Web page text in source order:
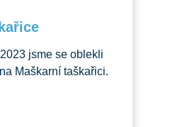
jsme se oblekli
Maškarní taškařici.